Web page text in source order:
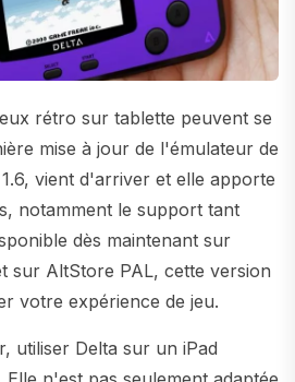
rétro sur tablette peuvent se
mise à jour de l'émulateur de
vient d'arriver et elle apporte
notamment le support tant
dès maintenant sur
sur AltStore PAL, cette version
votre expérience de jeu.
utiliser Delta sur un iPad